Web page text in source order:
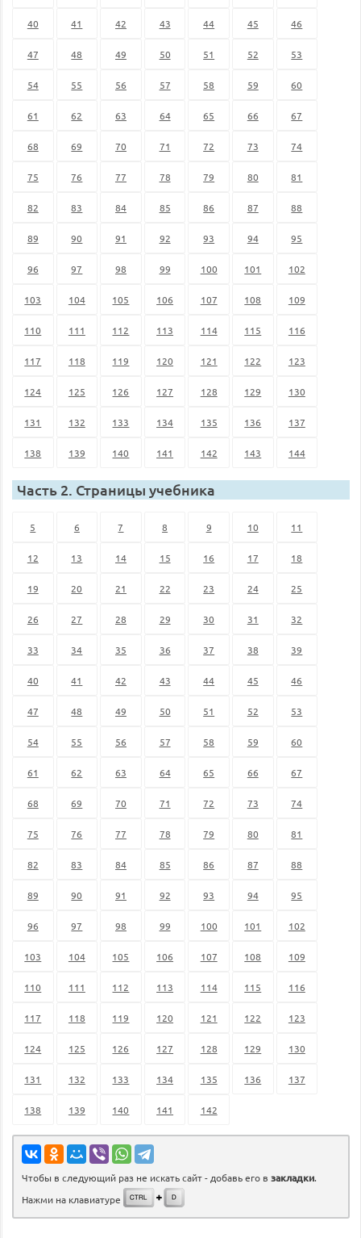
40 41 42 43 44 45 46
47 48 49 50 51 52 53
54 55 56 57 58 59 60
61 62 63 64 65 66 67
68 69 70 71 72 73 74
75 76 77 78 79 80 81
82 83 84 85 86 87 88
89 90 91 92 93 94 95
96 97 98 99 100 101 102
103 104 105 106 107 108 109
110 111 112 113 114 115 116
117 118 119 120 121 122 123
124 125 126 127 128 129 130
131 132 133 134 135 136 137
138 139 140 141 142 143 144
Часть 2. Страницы учебника
5 6 7 8 9 10 11
12 13 14 15 16 17 18
19 20 21 22 23 24 25
26 27 28 29 30 31 32
33 34 35 36 37 38 39
40 41 42 43 44 45 46
47 48 49 50 51 52 53
54 55 56 57 58 59 60
61 62 63 64 65 66 67
68 69 70 71 72 73 74
75 76 77 78 79 80 81
82 83 84 85 86 87 88
89 90 91 92 93 94 95
96 97 98 99 100 101 102
103 104 105 106 107 108 109
110 111 112 113 114 115 116
117 118 119 120 121 122 123
124 125 126 127 128 129 130
131 132 133 134 135 136 137
138 139 140 141 142
Чтобы в следующий раз не искать сайт - добавь его в закладки.
Нажми на клавиатуре